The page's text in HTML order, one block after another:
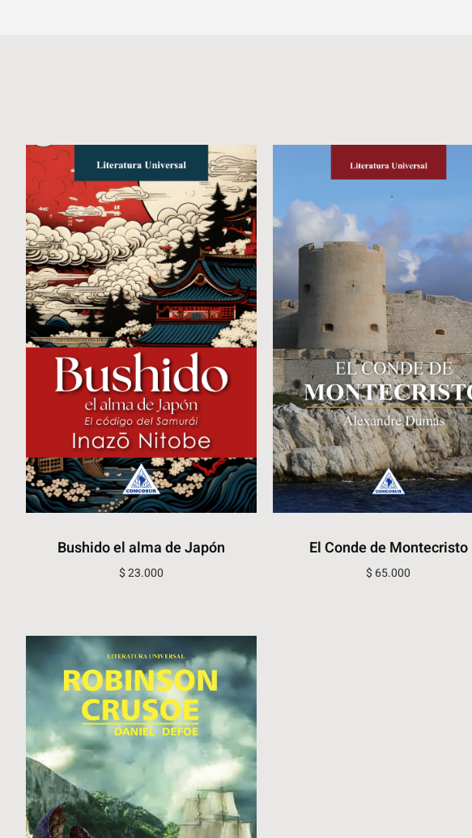
Bushido el alma de Japón
$23.000
El Conde de Montecristo
$ 65.000